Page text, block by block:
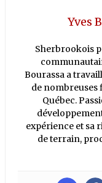
Yves
Sherbrookois
Bourassa a
de nombreuses
Québec.
expérience et sa
de terrain,